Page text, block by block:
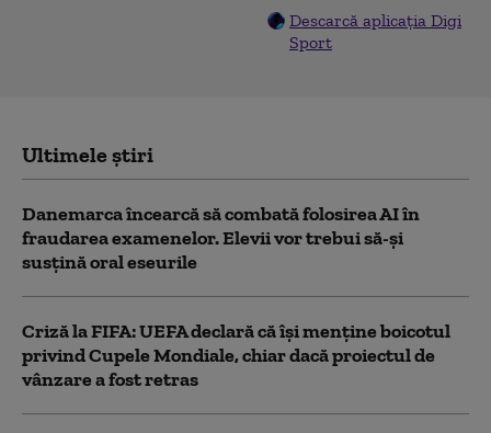
Descarcă aplicația Digi
Sport
Ultimele știri
Danemarca încearcă să combată folosirea AI în
fraudarea examenelor. Elevii vor trebui să-şi
susţină oral eseurile
Criză la FIFA: UEFA declară că îşi menţine boicotul
privind Cupele Mondiale, chiar dacă proiectul de
vânzare a fost retras